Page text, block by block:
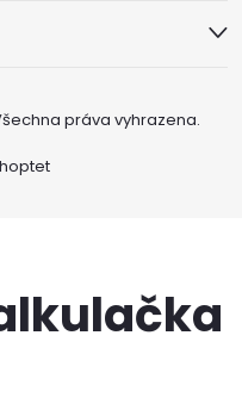
práva vyhrazena.